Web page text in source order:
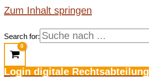
Zum Inhalt springen
Search for:
Login digitale Rechtsabteilung